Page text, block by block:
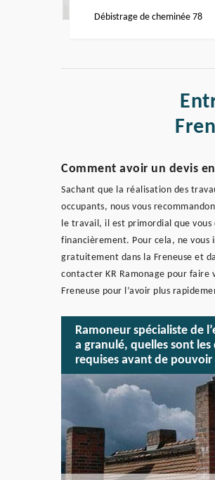
Débistrage de cheminée 78
Comment avoir un devis
Sachant que la réalisation des
occupants, nous vous
le travail, il est primordial que
financièrement. Pour cela, ne vous
gratuitement dans la Freneuse et
contacter KR Ramonage pour faire
Freneuse pour l’avoir plus
Ramoneur spécialiste de
a granulé, quelles sont
requises avant de